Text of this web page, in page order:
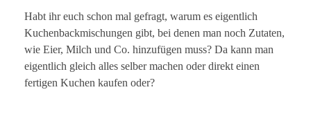
Habt ihr euch schon mal gefragt, warum es eigentlich
Kuchenbackmischungen gibt, bei denen man noch Zutaten,
wie Eier, Milch und Co. hinzufügen muss? Da kann man
eigentlich gleich alles selber machen oder direkt einen
fertigen Kuchen kaufen oder?